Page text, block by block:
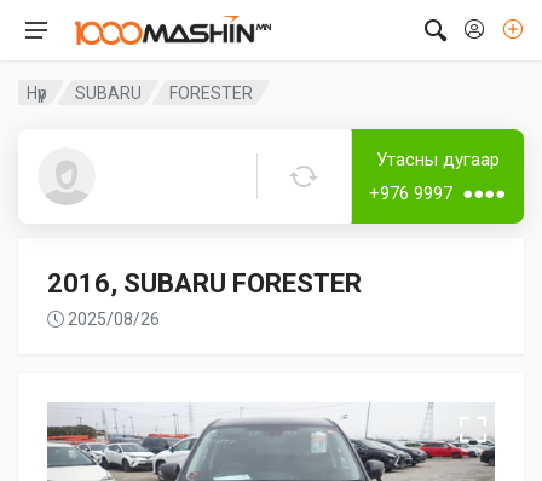
Нүүр SUBARU FORESTER
Утасны дугаар
+976 9997 ●●●●
2016, SUBARU FORESTER
2025/08/26